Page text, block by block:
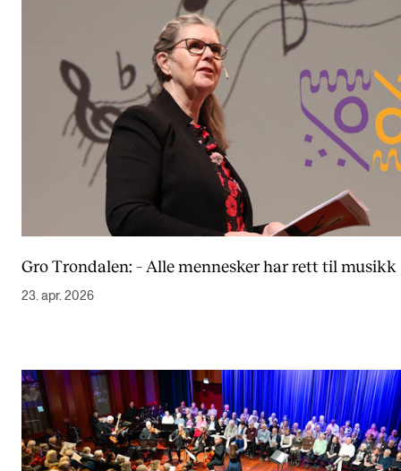
Gro Trondalen: – Alle mennesker har rett til musikk
23. apr. 2026